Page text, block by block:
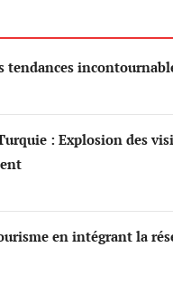
tendances
: Explosion des
en intégrant la